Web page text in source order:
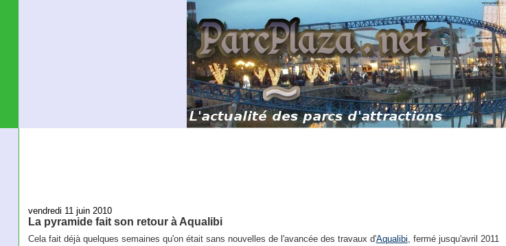
vendredi 11 juin 2010
La pyramide fait son retour à Aqualibi
Cela fait déjà quelques semaines qu'on était sans nouvelles de l'avancée des travaux d'Aqualibi, fermé jusqu'avril 2011